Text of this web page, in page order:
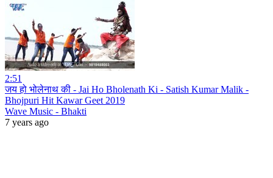
2:51
जय हो भोलेनाथ की - Jai Ho Bholenath Ki - Satish Kumar Malik -
Bhojpuri Hit Kawar Geet 2019
Wave Music - Bhakti
7 years ago